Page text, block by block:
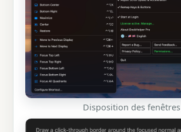
Disposition des fenêtres